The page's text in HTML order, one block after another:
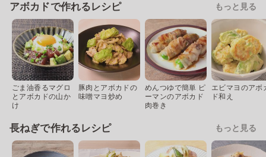
アボカドで作れるレシピ もっと見る
ごま油香るマグロ
とアボカドの山か
け
豚肉とアボカドの
味噌マヨ炒め
めんつゆで簡単 ピ
ーマンのアボカド
肉巻き
エビマヨのアボ
ド和え
長ねぎで作れるレシピ もっと見る